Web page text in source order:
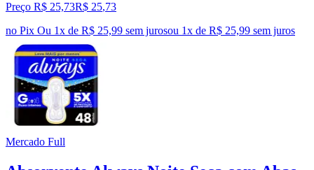
Preço R$ 25,73R$ 25,73
no Pix Ou 1x de R$ 25,99 sem jurosou 1x de R$ 25,99 sem juros
Mercado Full